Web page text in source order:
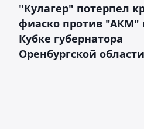
"Кулагер" потерпел
фиаско против "АКМ"
Кубке губернатора
Оренбургской области